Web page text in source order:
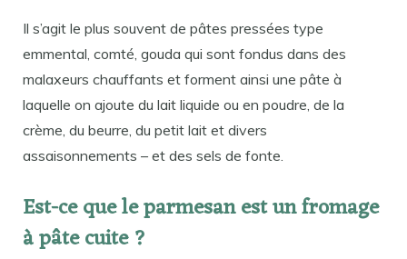
Il s’agit le plus souvent de pâtes pressées type
emmental, comté, gouda qui sont fondus dans des
malaxeurs chauffants et forment ainsi une pâte à
laquelle on ajoute du lait liquide ou en poudre, de la
crème, du beurre, du petit lait et divers
assaisonnements – et des sels de fonte.
Est-ce que le parmesan est un fromage
à pâte cuite ?